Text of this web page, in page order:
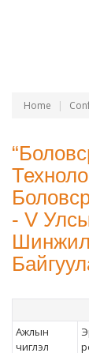
Home
- V
Ажлын
чиглэл